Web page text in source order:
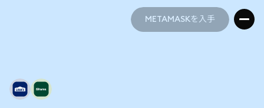
METAMASKを入手